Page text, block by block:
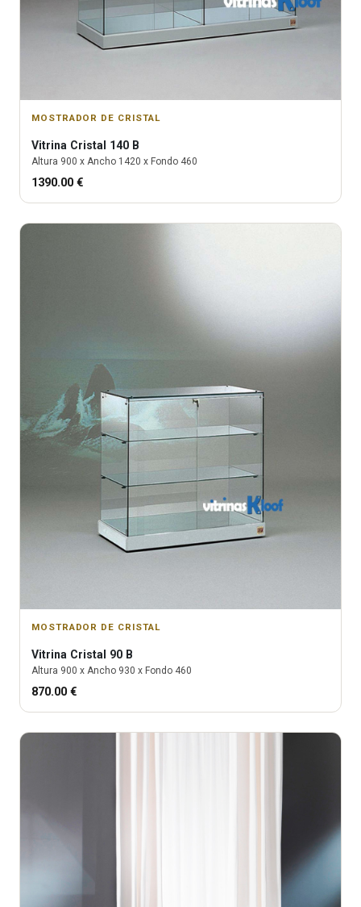
MOSTRADOR DE CRISTAL
Vitrina Cristal 140 B
Altura 900 x Ancho 1420 x Fondo 460
1390.00 €
MOSTRADOR DE CRISTAL
Vitrina Cristal 90 B
Altura 900 x Ancho 930 x Fondo 460
870.00 €